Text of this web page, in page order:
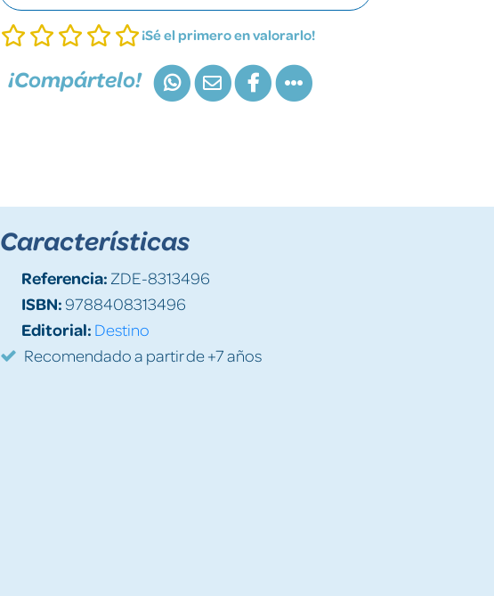
¡Sé el primero en valorarlo!
¡Compártelo!
Características
Referencia: ZDE-8313496
ISBN:9788408313496
Editorial: Destino
Recomendado a partir de +7 años